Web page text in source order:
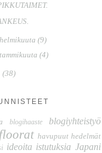
helmikuuta (9)
tammikuuta (4)
(38)
blogihaaste blogiyhteistyö
floorat havupuut hedelmät
ideoita istutuksia Japani